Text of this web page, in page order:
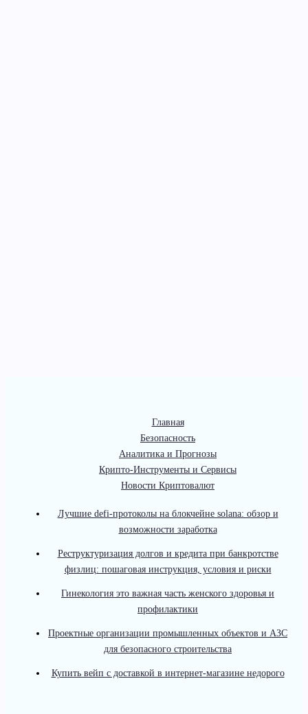
Главная
Безопасность
Аналитика и Прогнозы
Крипто-Инструменты и Сервисы
Новости Криптовалют
Лучшие defi-протоколы на блокчейне solana: обзор и
возможности заработка
Реструктуризация долгов и кредита при банкротстве
физлиц: пошаговая инструкция, условия и риски
Гинекология это важная часть женского здоровья и
профилактики
Проектные организации промышленных объектов и АЗС
для безопасного строительства
Купить вейп с доставкой в интернет-магазине недорого